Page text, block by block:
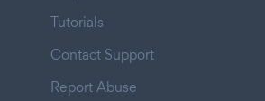
Tutorials
Contact Support
Report Abuse